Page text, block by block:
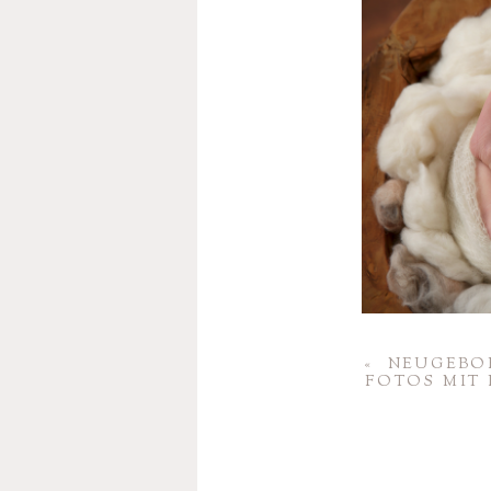
«
FOTOS MIT